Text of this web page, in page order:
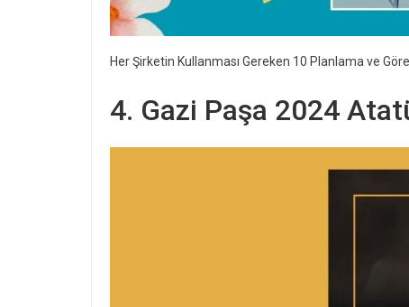
Her Şirketin Kullanması Gereken 10 Planlama ve
4. Gazi Paşa 2024